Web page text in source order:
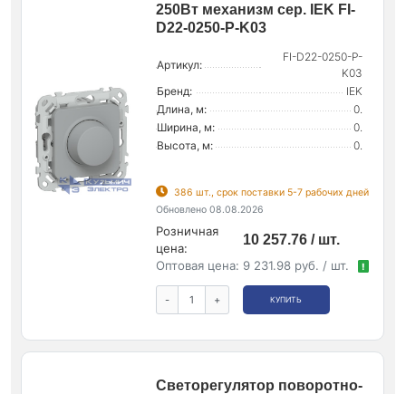
250Вт механизм сер. IEK FI-
D22-0250-P-K03
Артикул:
FI-D22-0250-P-
K03
Бренд:
IEK
Длина, м:
0.
Ширина, м:
0.
Высота, м:
0.
386 шт., срок поставки 5-7 рабочих дней
Обновлено 08.08.2026
Розничная
цена:
10 257.76 / шт.
Оптовая цена: 9 231.98 руб. / шт. !
- + КУПИТЬ
Светорегулятор поворотно-